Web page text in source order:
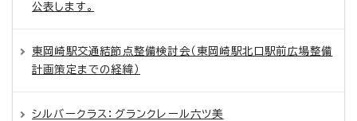
公表します。
東岡崎駅交通結節点整備検討会（東岡崎駅北口駅前広場整備
計画策定までの経緯）
シルバークラス：グランクレール六ツ美